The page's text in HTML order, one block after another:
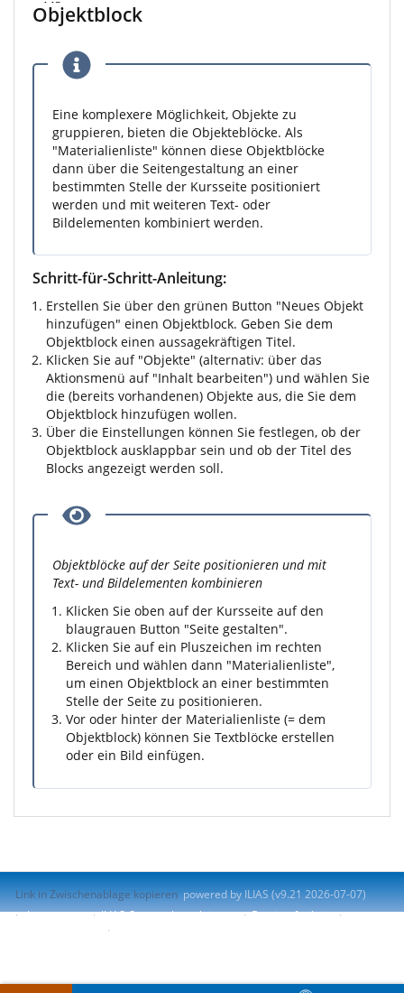
Objektblock
Eine komplexere Möglichkeit, Objekte zu
gruppieren, bieten die Objekteblöcke. Als
"Materialienliste" können diese Objektblöcke
dann über die Seitengestaltung an einer
bestimmten Stelle der Kursseite positioniert
werden und mit weiteren Text- oder
Bildelementen kombiniert werden.
Schritt-für-Schritt-Anleitung:
Erstellen Sie über den grünen Button "Neues Objekt
hinzufügen" einen Objektblock. Geben Sie dem
Objektblock einen aussagekräftigen Titel.
Klicken Sie auf "Objekte" (alternativ: über das
Aktionsmenü auf "Inhalt bearbeiten") und wählen Sie
die (bereits vorhandenen) Objekte aus, die Sie dem
Objektblock hinzufügen wollen.
Über die Einstellungen können Sie festlegen, ob der
Objektblock ausklappbar sein und ob der Titel des
Blocks angezeigt werden soll.
Objektblöcke auf der Seite positionieren und mit
Text- und Bildelementen kombinieren
Klicken Sie oben auf der Kursseite auf den
blaugrauen Button "Seite gestalten".
Klicken Sie auf ein Pluszeichen im rechten
Bereich und wählen dann "Materialienliste",
um einen Objektblock an einer bestimmten
Stelle der Seite zu positionieren.
Vor oder hinter der Materialienliste (= dem
Objektblock) können Sie Textblöcke erstellen
oder ein Bild einfügen.
Link in Zwischenablage kopieren powered by ILIAS (v9.21 2026-07-07)
Impressum
ILIAS-Support kontaktieren
Barrierefreiheit